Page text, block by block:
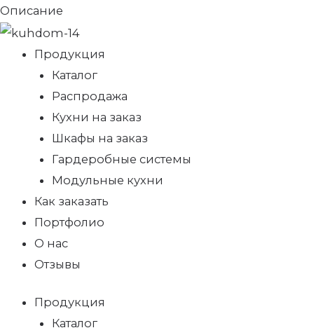
Описание
Продукция
Каталог
Распродажа
Кухни на заказ
Шкафы на заказ
Гардеробные системы
Модульные кухни
Как заказать
Портфолио
О нас
Отзывы
Продукция
Каталог